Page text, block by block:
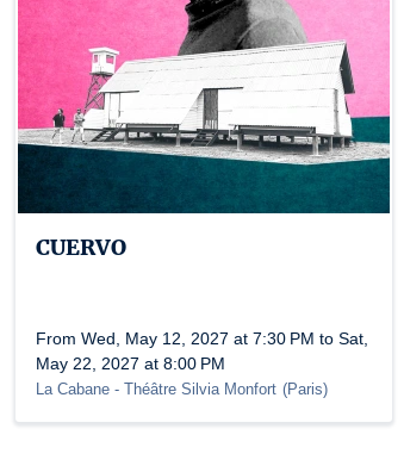
CUERVO
From Wed, May 12, 2027 at 7:30 PM to Sat,
May 22, 2027 at 8:00 PM
La Cabane - Théâtre Silvia Monfort (Paris)